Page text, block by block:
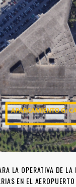
LA OPERATIVA DE LA
EN EL